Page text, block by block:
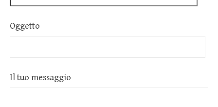
Oggetto
Il tuo messaggio